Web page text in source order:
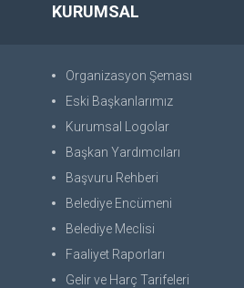
KURUMSAL
Organizasyon Şeması
Eski Başkanlarımız
Kurumsal Logolar
Başkan Yardımcıları
Başvuru Rehberi
Belediye Encümeni
Belediye Meclisi
Faaliyet Raporları
Gelir ve Harç Tarifeleri